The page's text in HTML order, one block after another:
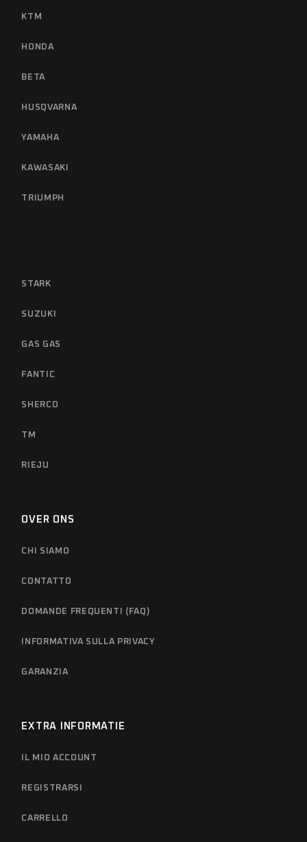
KTM
HONDA
BETA
HUSQVARNA
YAMAHA
KAWASAKI
TRIUMPH
STARK
SUZUKI
GAS GAS
FANTIC
SHERCO
TM
RIEJU
OVER ONS
CHI SIAMO
CONTATTO
DOMANDE FREQUENTI (FAQ)
INFORMATIVA SULLA PRIVACY
GARANZIA
EXTRA INFORMATIE
IL MIO ACCOUNT
REGISTRARSI
CARRELLO